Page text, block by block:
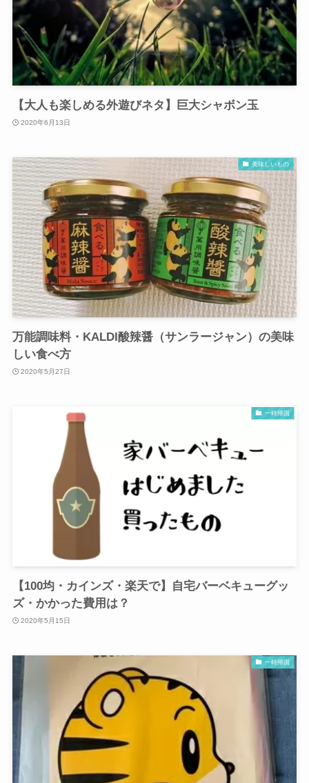
【大人も楽しめる外遊びネタ】巨大シャボン玉
2020年6月13日
美味しいもの
万能調味料・KALDI酸辣醤（サンラージャン）の美味
しい食べ方
2020年5月27日
一時帰国
【100均・カインズ・楽天で】自宅バーベキューグッ
ズ・かかった費用は？
2020年5月15日
一時帰国